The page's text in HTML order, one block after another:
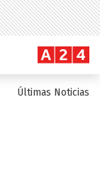
Últimas Noticias